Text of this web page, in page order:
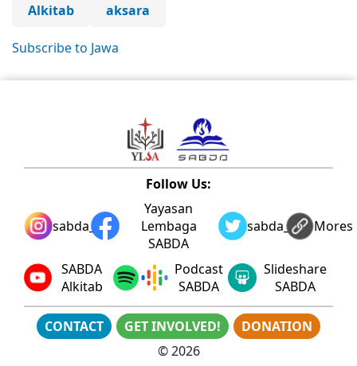
Alkitab
aksara
Subscribe to Jawa
Follow Us:
sabda_ylsa
Yayasan
Lembaga
SABDA
sabda_ylsaMores
SABDA
Alkitab
Podcast
SABDA
Slideshare
SABDA
CONTACT GET INVOLVED!
DONATION
©2026